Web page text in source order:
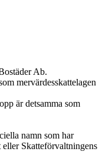
Ab.
mervärdesskattelagen
är detsamma som
namn som har
eller Skatteförvaltningens